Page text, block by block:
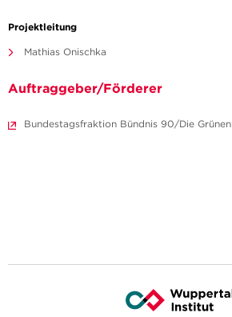
Projektleitung
Mathias Onischka
Auftraggeber/Förderer
Bundestagsfraktion Bündnis 90/Die Grünen